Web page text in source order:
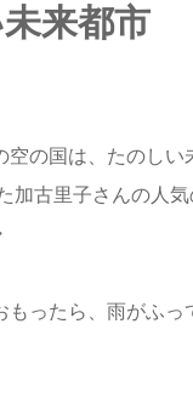
来都市
空の国は、たのしい
加古里子さんの人気
ったら、雨がふっ